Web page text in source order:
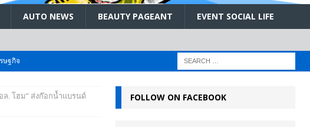
AUTO NEWS BEAUTY PAGEANT EVENT SOCIAL LIFE
ษฐกิจ
5ล. โฮม” ส่งก๊อกน้ำแบรนด์
FOLLOW ON FACEBOOK